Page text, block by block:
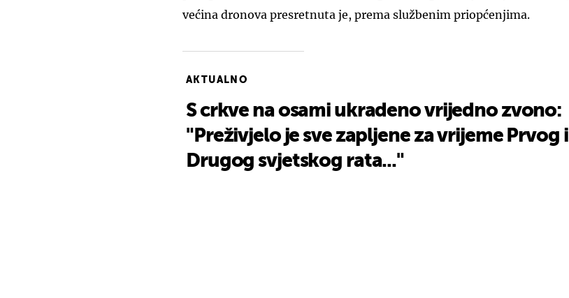
većina dronova presretnuta je, prema službenim priopćenjima.
AKTUALNO
S crkve na osami ukradeno vrijedno zvono:
"Preživjelo je sve zapljene za vrijeme Prvog i
Drugog svjetskog rata..."